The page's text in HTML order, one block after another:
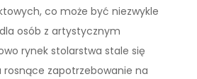
co może być niezwykle
osób z artystycznym
rynek stolarstwa stale się
rosnące zapotrzebowanie na